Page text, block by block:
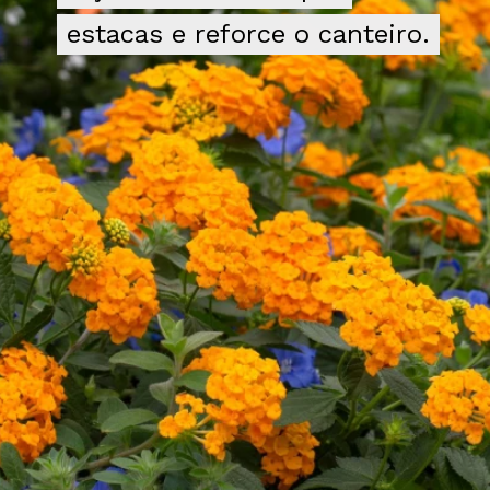
estacas e reforce o canteiro.
estacas e reforce o canteiro.